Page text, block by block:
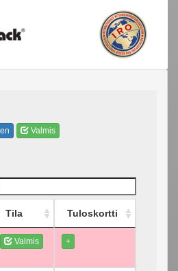
Valmis
Tila Tuloskortti
Valmis +